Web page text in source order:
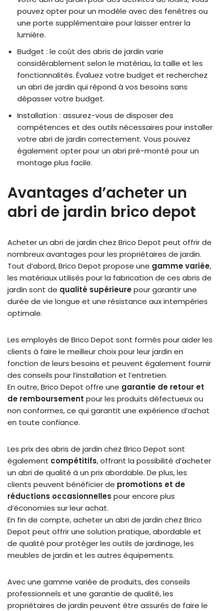
pouvez opter pour un modèle avec des fenêtres ou
une porte supplémentaire pour laisser entrer la
lumière.
Budget : le coût des abris de jardin varie
considérablement selon le matériau, la taille et les
fonctionnalités. Évaluez votre budget et recherchez
un abri de jardin qui répond à vos besoins sans
dépasser votre budget.
Installation : assurez-vous de disposer des
compétences et des outils nécessaires pour installer
votre abri de jardin correctement. Vous pouvez
également opter pour un abri pré-monté pour un
montage plus facile.
Avantages d’acheter un
abri de jardin brico depot
Acheter un abri de jardin chez Brico Depot peut offrir de
nombreux avantages pour les propriétaires de jardin.
Tout d’abord, Brico Depot propose une gamme variée,
les matériaux utilisés pour la fabrication de ces abris de
jardin sont de qualité supérieurepour garantir une
durée de vie longue et une résistance aux intempéries
optimale.
Les employés de Brico Depot sont formés pour aider les
clients à faire le meilleur choix pour leur jardin en
fonction de leurs besoins et peuvent également fournir
des conseils pour l’installation et l’entretien.
En outre, Brico Depot offre une garantie de retour et
de remboursement pour les produits défectueux ou
non conformes, ce qui garantit une expérience d’achat
en toute confiance.
Les prix des abris de jardin chez Brico Depot sont
également compétitifs, offrant la possibilité d’acheter
un abri de qualité à un prix abordable. De plus, les
clients peuvent bénéficier de promotions et de
réductions occasionnelles pour encore plus
d’économies sur leur achat.
En fin de compte, acheter un abri de jardin chez Brico
Depot peut offrir une solution pratique, abordable et
de qualité pour protéger les outils de jardinage, les
meubles de jardin et les autres équipements.
Avec une gamme variée de produits, des conseils
professionnels et une garantie de qualité, les
propriétaires de jardin peuvent être assurés de faire le